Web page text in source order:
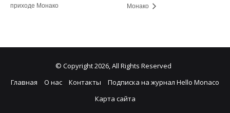
приходе Монако
Монако
© Copyright 2026, All Rights Reserved
Главная
О нас Контакты
Подписка на журнал Hello Monaco
Карта сайта